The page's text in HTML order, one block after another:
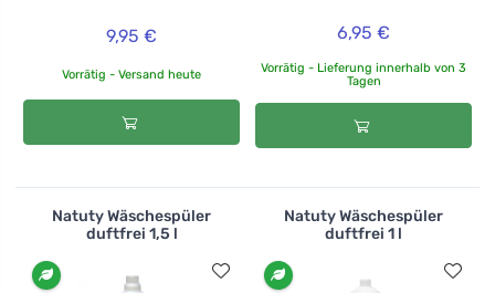
9,95 €
Vorrätig - Versand heute
6,95 €
Vorrätig - Lieferung innerhalb von 3
Tagen
Natuty Wäschespüler
duftfrei 1,5 l
Natuty Wäschespüler
duftfrei 1 l